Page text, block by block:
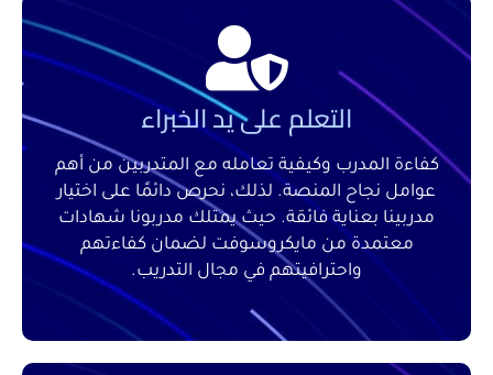
التعلم على يد الخبراء
كفاءة المدرب وكيفية تعامله مع المتدربين من أهم
عوامل نجاح المنصة. لذلك، نحرص دائمًا على اختيار
مدربينا بعناية فائقة. حيث يمتلك مدربونا شهادات
معتمدة من مايكروسوفت لضمان كفاءتهم
واحترافيتهم في مجال التدريب.